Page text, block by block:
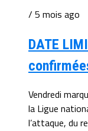
/ 5 mois ago
DATE
Vendredi
la Ligue
l’attaque, du